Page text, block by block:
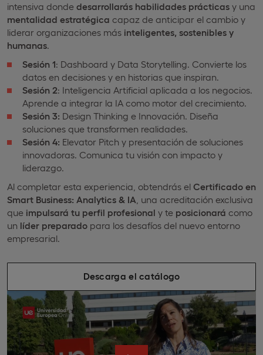
intensiva donde desarrollarás habilidades prácticas y una
mentalidad estratégica capaz de anticipar el cambio y
liderar organizaciones más inteligentes, sostenibles y
humanas.
Sesión 1: Dashboard y Data Storytelling. Convierte los
datos en decisiones y en historias que inspiran.
Sesión 2: Inteligencia Artificial aplicada a los negocios.
Aprende a integrar la IA como motor del crecimiento.
Sesión 3: Design Thinking e Innovación. Diseña
soluciones que transformen realidades.
Sesión 4: Elevator Pitch y presentación de soluciones
innovadoras. Comunica tu visión con impacto y
liderazgo.
Al completar esta experiencia, obtendrás el Certificado en
Smart Business: Analytics & IA , una acreditación exclusiva
que impulsará tu perfil profesional y te posicionará como
un líder preparado para los desafíos del nuevo entorno
empresarial.
Descarga el catálogo